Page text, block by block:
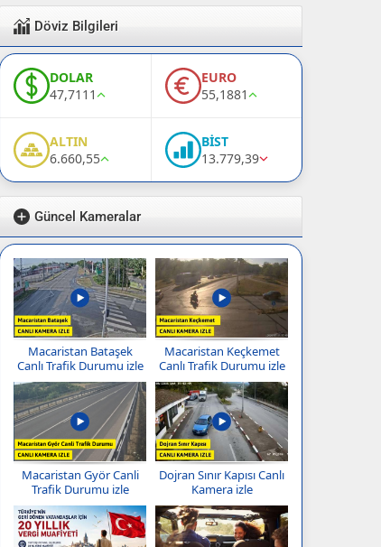
Döviz Bilgileri
DOLAR
47,7111
EURO
55,1881
ALTIN
6.660,55
BİST
13.779,39
Güncel Kameralar
Macaristan Bataşek
Canlı Trafik Durumu izle
Macaristan Keçkemet
Canlı Trafik Durumu izle
Macaristan Györ Canli
Trafik Durumu izle
Dojran Sınır Kapısı Canlı
Kamera izle